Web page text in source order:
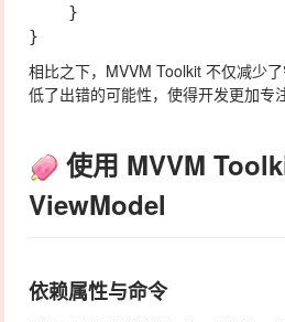
    }
相比之下，MVVM Toolkit 不仅减少
低了出错的可能性，使得开发更加专
使用 MVVM
ViewModel
依赖属性与命令